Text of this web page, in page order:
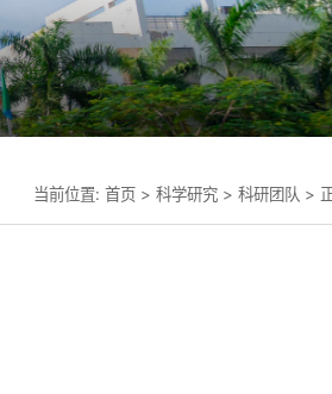
当前位置: 首页 > 科学研究 > 科研团队 >